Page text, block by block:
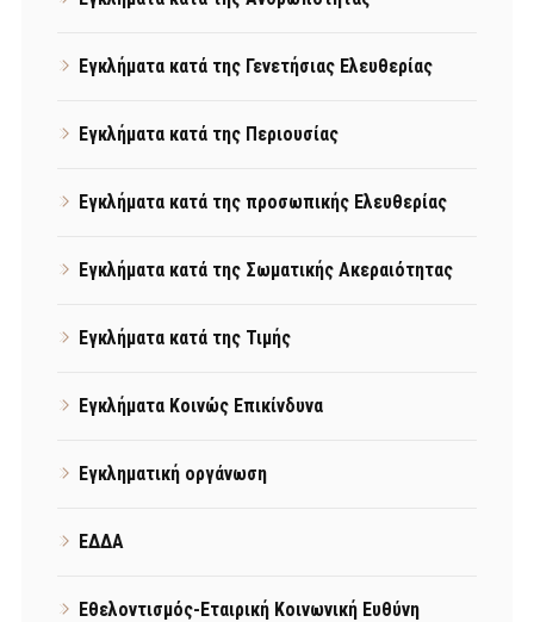
Εγκλήματα κατά της Γενετήσιας Ελευθερίας
Εγκλήματα κατά της Περιουσίας
Εγκλήματα κατά της προσωπικής Ελευθερίας
Εγκλήματα κατά της Σωματικής Ακεραιότητας
Εγκλήματα κατά της Τιμής
Εγκλήματα Κοινώς Επικίνδυνα
Εγκληματική οργάνωση
ΕΔΔΑ
Εθελοντισμός-Εταιρική Κοινωνική Ευθύνη